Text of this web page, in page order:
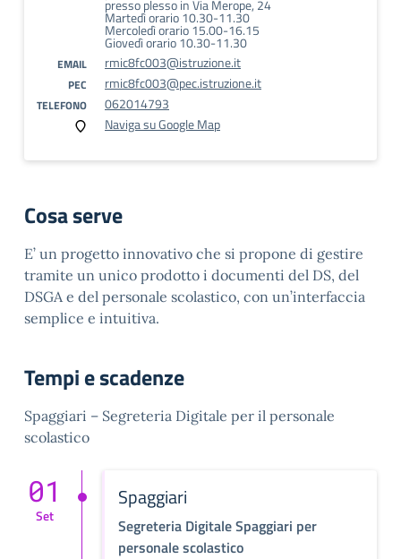
presso plesso in Via Merope, 24
Martedì orario 10.30-11.30
Mercoledì orario 15.00-16.15
Giovedì orario 10.30-11.30
EMAIL rmic8fc003@istruzione.it
PEC rmic8fc003@pec.istruzione.it
TELEFONO
062014793
Naviga su Google Map
Cosa serve
E’ un progetto innovativo che si propone di gestire
tramite un unico prodotto i documenti del DS, del
DSGA e del personale scolastico, con un’interfaccia
semplice e intuitiva.
Tempi e scadenze
Spaggiari – Segreteria Digitale per il personale
scolastico
Spaggiari
Segreteria Digitale Spaggiari per
personale scolastico
01
Set